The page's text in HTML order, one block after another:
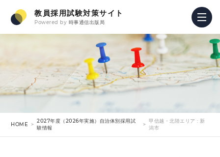
教員採用試験対策サイト
Powered by 時事通信出版局
HOME
2027年度（2026年実施）自治体別採用試
験情報
甲信越・北陸エリア : 新
潟市